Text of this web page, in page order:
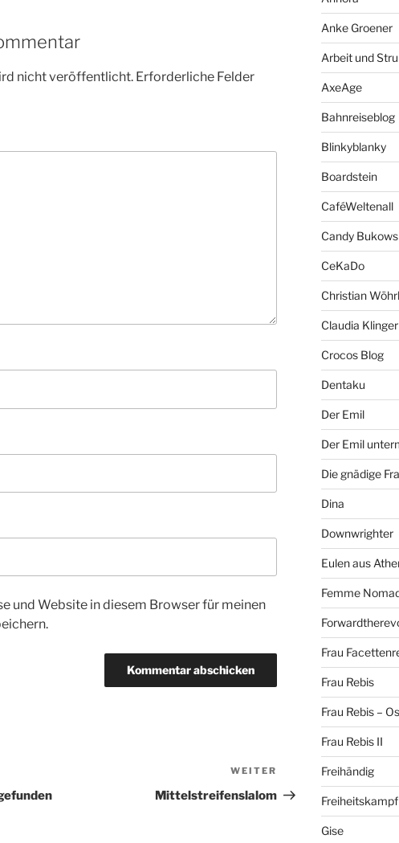
nicht veröffentlicht. Erforderliche Felder
und Website in diesem Browser für meinen
Nächster
Beitrag
WEITER
Mittelstreifenslalom
Anke Groener
Arbeit und
AxeAge
Bahnreiseblog
Blinkyblanky
Boardstein
CaféWeltenall
Candy
CeKaDo
Christian Wöhrl
Claudia Klinger
Crocos Blog
Dentaku
Der Emil
Der Emil
Die gnädige
Dina
Downwrighter
Eulen aus
Femme
Frau
Frau Rebis
Frau Rebis –
Frau Rebis II
Freihändig
Freiheitskampf
Gise